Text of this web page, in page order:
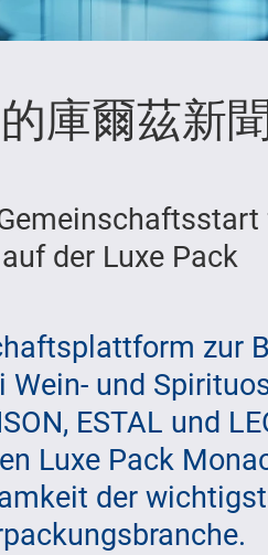
庫爾茲新
der Luxe Pack
zur
Wein- und
ESTAL und
Luxe Pack
der